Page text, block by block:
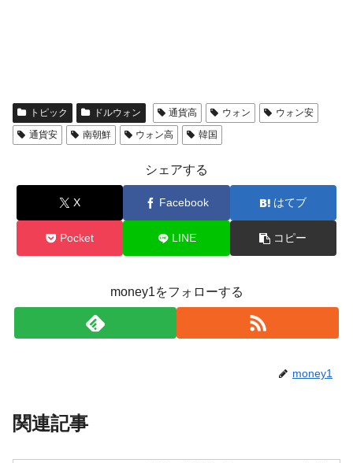
トピック ドルウォン 通貨高 ウォン
ウォン安
通貨安
南朝鮮 ウォン高 韓国
シェアする
X Facebook はてブ
Pocket LINE コピー
money1をフォローする
money1
関連記事